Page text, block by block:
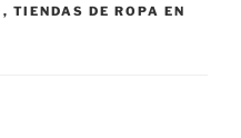
, TIENDAS DE ROPA EN